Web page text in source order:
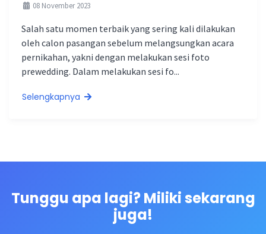
08 November 2023
Salah satu momen terbaik yang sering kali dilakukan
oleh calon pasangan sebelum melangsungkan acara
pernikahan, yakni dengan melakukan sesi foto
prewedding. Dalam melakukan sesi fo...
Selengkapnya
Tunggu apa lagi? Miliki sekarang
juga!